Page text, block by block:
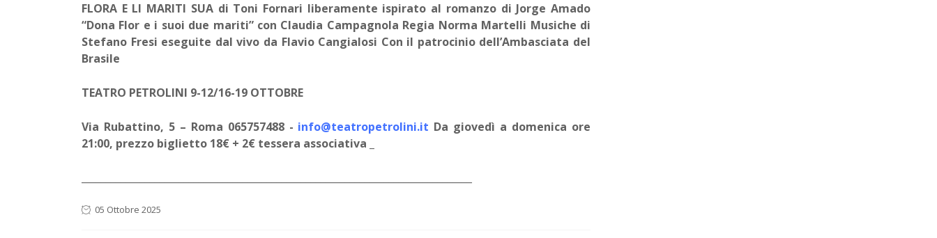
FLORA E LI MARITI SUA di Toni Fornari liberamente ispirato al romanzo di Jorge Amado
“Dona Flor e i suoi due mariti” con Claudia Campagnola Regia Norma Martelli Musiche di
Stefano Fresi eseguite dal vivo da Flavio Cangialosi Con il patrocinio dell’Ambasciata del
Brasile
TEATRO PETROLINI 9-12/16-19 OTTOBRE
Via Rubattino, 5 – Roma 065757488 - info@teatropetrolini.it Da giovedì a domenica ore
21:00, prezzo biglietto 18€ + 2€ tessera associativa _
05 Ottobre 2025